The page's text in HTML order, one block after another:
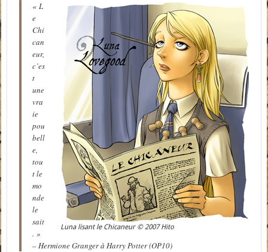
Luna lisant le Chicaneur © 2007 Hito
« L
e
Chi
can
eur,
c’es
t
une
vra
ie
pou
bell
e,
tou
t le
mo
nde
le
sait
. »
– Hermione Granger à Harry Potter (OP10)